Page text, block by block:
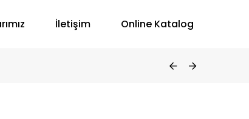
İletişim Online Katalog